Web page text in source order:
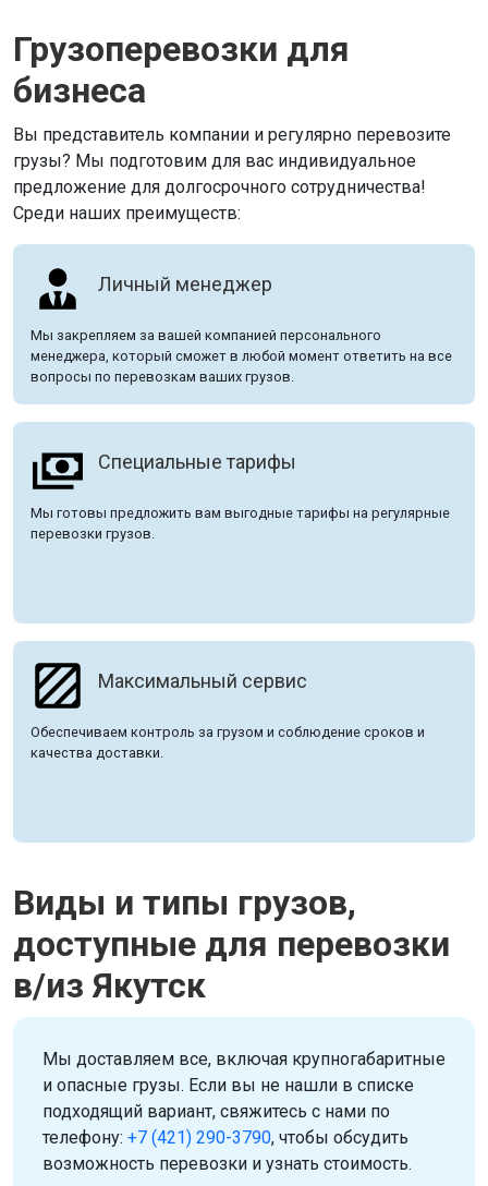
Грузоперевозки для
бизнеса
Вы представитель компании и регулярно перевозите
грузы? Мы подготовим для вас индивидуальное
предложение для долгосрочного сотрудничества!
Среди наших преимуществ:
Личный менеджер
Мы закрепляем за вашей компанией персонального
менеджера, который сможет в любой момент ответить на все
вопросы по перевозкам ваших грузов.
Специальные тарифы
Мы готовы предложить вам выгодные тарифы на регулярные
перевозки грузов.
Максимальный сервис
Обеспечиваем контроль за грузом и соблюдение сроков и
качества доставки.
Виды и типы грузов,
доступные для перевозки
в/из Якутск
Мы доставляем все, включая крупногабаритные
и опасные грузы. Если вы не нашли в списке
подходящий вариант, свяжитесь с нами по
телефону: +7 (421) 290-3790, чтобы обсудить
возможность перевозки и узнать стоимость.